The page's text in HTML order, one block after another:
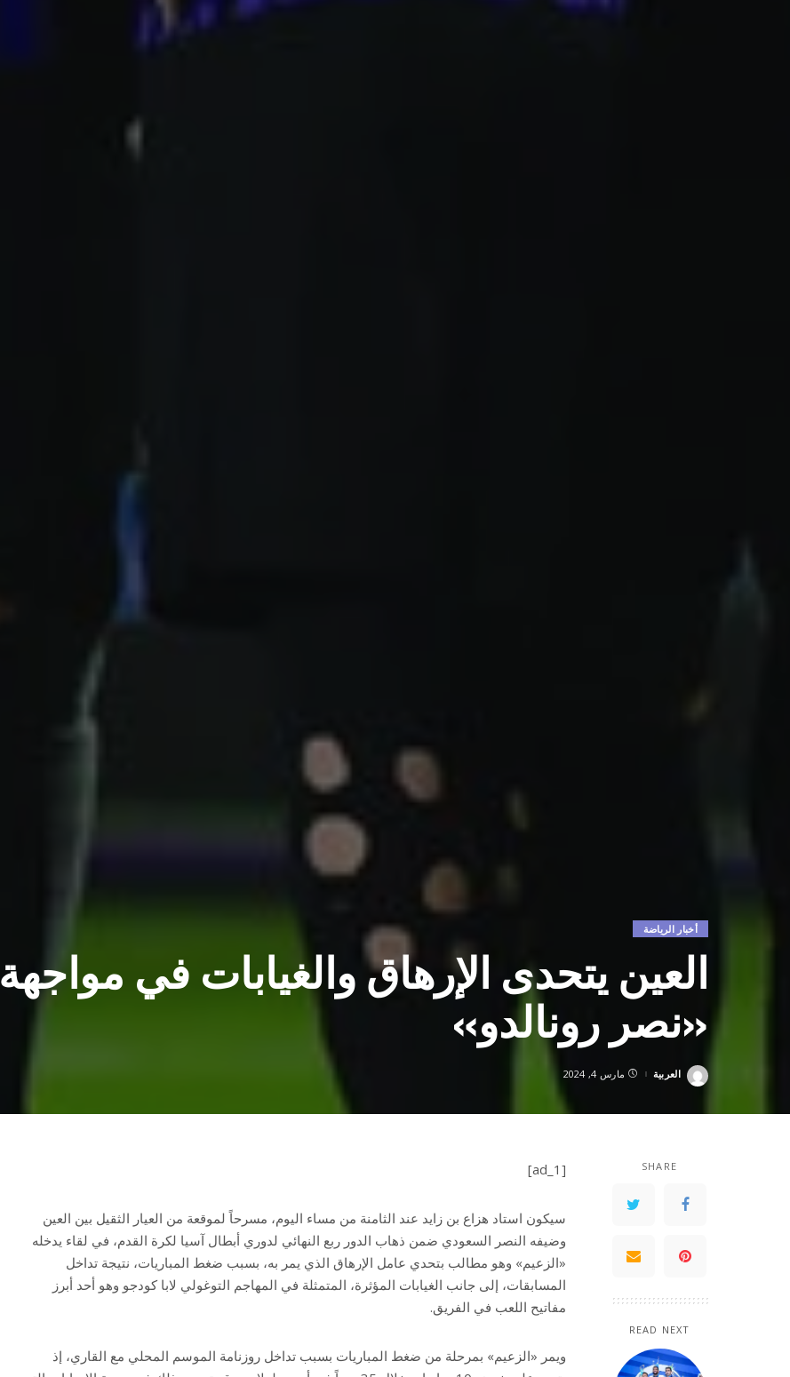
أخبار الرياضة
العين يتحدى الإرهاق والغيابات في مواجهة
«نصر رونالدو»
Posted
العربية مارس 4, 2024
SHARE
READ NEXT
[ad_1]
سيكون استاد هزاع بن زايد عند الثامنة من مساء اليوم، مسرحاً لموقعة من العيار الثقيل بين العين
وضيفه النصر السعودي ضمن ذهاب الدور ربع النهائي لدوري أبطال آسيا لكرة القدم، في لقاء يدخله
«الزعيم» وهو مطالب بتحدي عامل الإرهاق الذي يمر به، بسبب ضغط المباريات، نتيجة تداخل
المسابقات، إلى جانب الغيابات المؤثرة، المتمثلة في المهاجم التوغولي لابا كودجو وهو أحد أبرز
مفاتيح اللعب في الفريق.
ويمر «الزعيم» بمرحلة من ضغط المباريات بسبب تداخل روزنامة الموسم المحلي مع القاري، إذ